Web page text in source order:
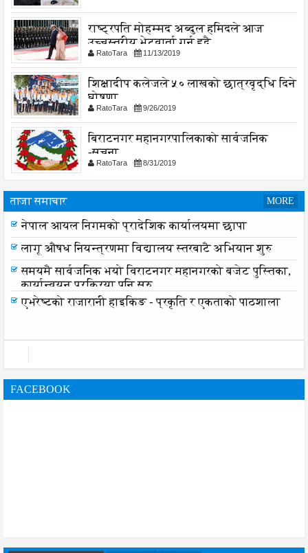
राष्ट्रपति मोहम्मद अब्दुल हमिदले आज
उच्चस्तरीय भेटवार्ता गर्नु हुदै,
RatoTara 11/13/2019
शिक्षादीप कलेजले ५० लाखको छात्रवृद्धि दिने
घोषणा
RatoTara 9/26/2019
बिराटनगर महानगरपालिकाको सार्वजनिक
-सुचना
RatoTara 8/31/2019
ताजा समाचार MORE
नेपाल आयल निगमको प्रादेशिक कार्यालयमा छापा
लागू औषध नियन्त्रणमा विद्यालय स्तरबाटै अभियान शुरु
समयमै सार्वजनिक भयो विराटनगर महानगरको बजेट पुस्तिका,
कार्यान्वयन प्रक्रिया पनि सुरु
एभरेष्टको राजारानी हाइकिङ - प्रकृति र एकताको पाठशाला
FACEBOOK